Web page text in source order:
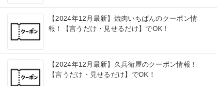
【2024年12月最新】焼肉いちばんのクーポン情
報！【言うだけ・見せるだけ】でOK！
【2024年12月最新】久兵衛屋のクーポン情報！
【言うだけ・見せるだけ】でOK！